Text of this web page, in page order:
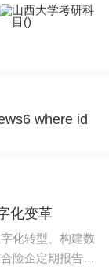
夏季高考填报
试学科只有语数
数就达到了400
关信息，敬请
where id
化变革
化转型、构建数
险企定期报告，